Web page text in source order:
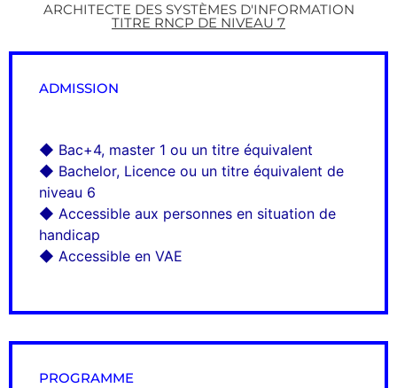
ARCHITECTE DES SYSTÈMES D'INFORMATION
TITRE RNCP DE NIVEAU 7
ADMISSION
◆ Bac+4, master 1 ou un titre équivalent
◆ Bachelor, Licence ou un titre équivalent de
niveau 6
◆ Accessible aux personnes en situation de
handicap
◆ Accessible en VAE
PROGRAMME